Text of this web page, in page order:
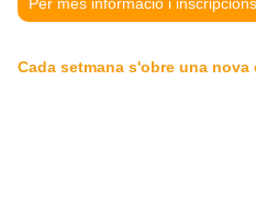
Cada setmana s'obre una